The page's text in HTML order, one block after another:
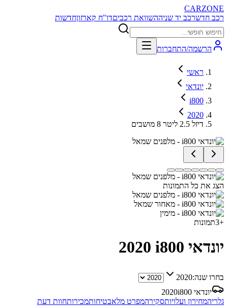
CARZONE
רכב חדשרכב יד שניההשוואת רכביםדו"ח קארזוןחדשות
הרשמה/התחברות
ראשי
יונדאי
i800
2020
דיזל 2.5 ליטר 8 מושבים
הצג את כל התמונות
+
3תמונות
יונדאי i800 2020
בחרו שנה:2020
יונדאי i800
2020
גלריהמחירון ועלויותסקירהמפרט מלאבטיחותמכירותחוות דעת